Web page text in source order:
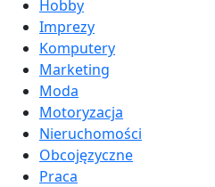
Hobby
Imprezy
Komputery
Marketing
Moda
Motoryzacja
Nieruchomości
Obcojęzyczne
Praca